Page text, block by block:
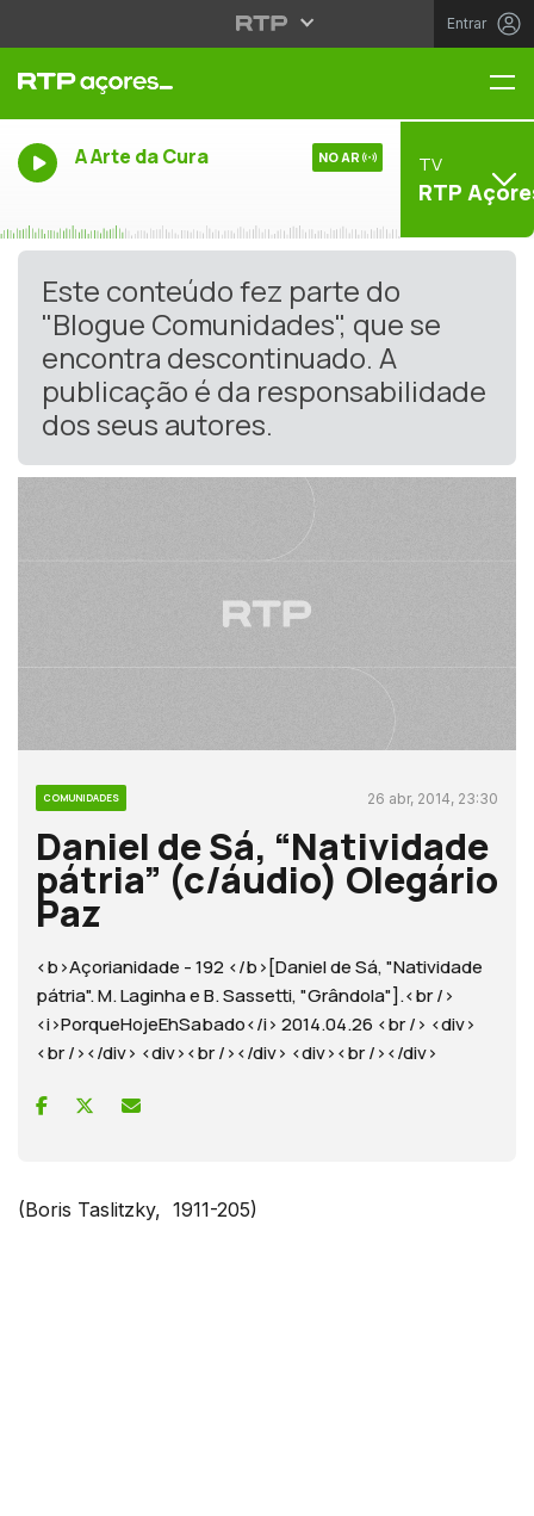
Entrar
A Arte da Cura NO AR TV
RTP
Este conteúdo fez parte do
"Blogue Comunidades", que se
encontra descontinuado. A
publicação é da responsabilidade
dos seus autores.
COMUNIDADES 26 abr, 2014, 23:30
Daniel de Sá, “Natividade
pátria” (c/áudio) Olegário
Paz
<b>Açorianidade - 192 </b>[Daniel de Sá, "Natividade
pátria". M. Laginha e B. Sassetti, "Grândola"].<br />
<i>PorqueHojeEhSabado</i> 2014.04.26 <br /> <div>
<br /></div> <div><br /></div> <div><br /></div>
(Boris Taslitzky, 1911-205)